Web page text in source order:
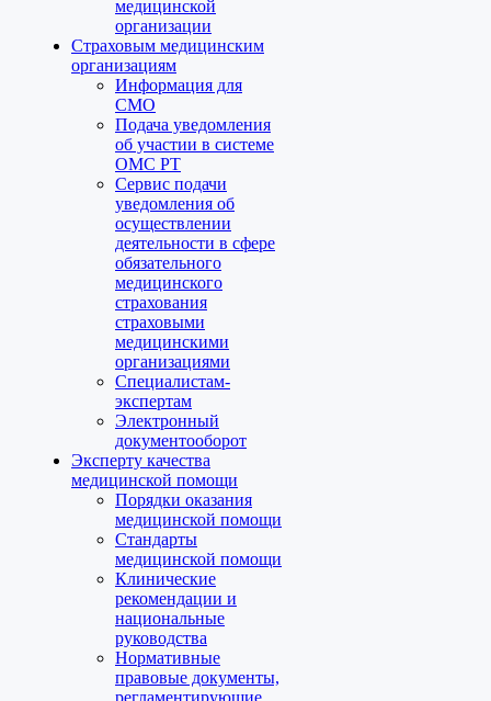
медицинской
организации
Страховым медицинским
организациям
Информация для
СМО
Подача уведомления
об участии в системе
ОМС РТ
Сервис подачи
уведомления об
осуществлении
деятельности в сфере
обязательного
медицинского
страхования
страховыми
медицинскими
организациями
Специалистам-
экспертам
Электронный
документооборот
Эксперту качества
медицинской помощи
Порядки оказания
медицинской помощи
Стандарты
медицинской помощи
Клинические
рекомендации и
национальные
руководства
Нормативные
правовые документы,
регламентирующие